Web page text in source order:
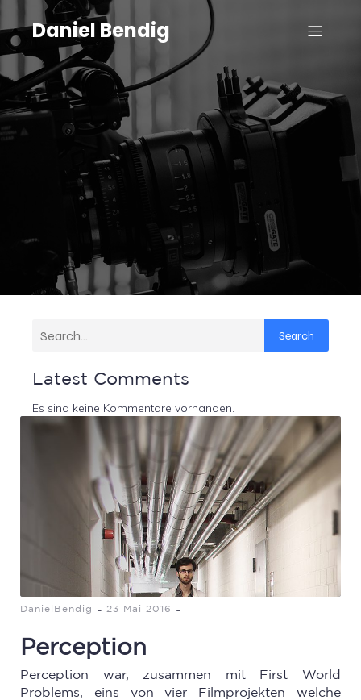
Daniel Bendig
Search
Latest Comments
Es sind keine Kommentare vorhanden.
DanielBendig - 23 Mai 2016 -
Perception
Perception war, zusammen mit First World
Problems, eins von vier Filmprojekten welche